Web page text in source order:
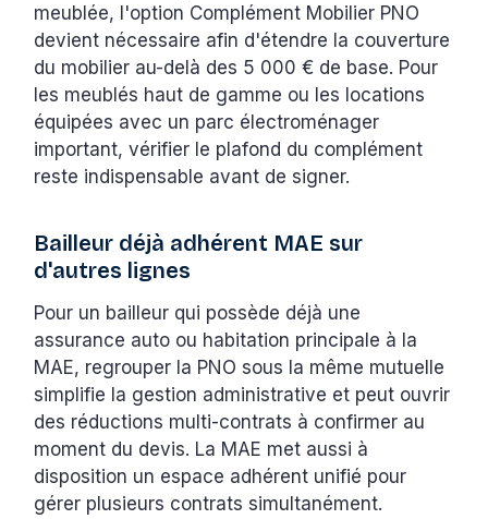
meublée, l'option Complément Mobilier PNO
devient nécessaire afin d'étendre la couverture
du mobilier au-delà des 5 000 € de base. Pour
les meublés haut de gamme ou les locations
équipées avec un parc électroménager
important, vérifier le plafond du complément
reste indispensable avant de signer.
Bailleur déjà adhérent MAE sur
d'autres lignes
Pour un bailleur qui possède déjà une
assurance auto ou habitation principale à la
MAE, regrouper la PNO sous la même mutuelle
simplifie la gestion administrative et peut ouvrir
des réductions multi-contrats à confirmer au
moment du devis. La MAE met aussi à
disposition un espace adhérent unifié pour
gérer plusieurs contrats simultanément.